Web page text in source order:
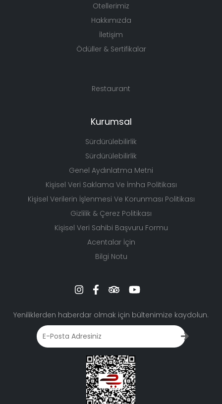
Otellerimiz
Hakkımızda
İletişim
Ödüller & Sertifikalar
Restaurant
Kurumsal
Sürdürülebilirlik
Sürdürülebilirlik
Genel Aydınlatma Metni
Kişisel Veri Saklama Ve İmha Politikası
Kişisel Verilerin İşlenmesi Ve Korunması Politikası
Gizlilik & Çerez Politikası
Kişisel Veri Sahibi Başvuru Formu
Acentalar İçin
Bilgi Notu
Yeniliklerden haberdar olmak için bültenimize kaydolun.